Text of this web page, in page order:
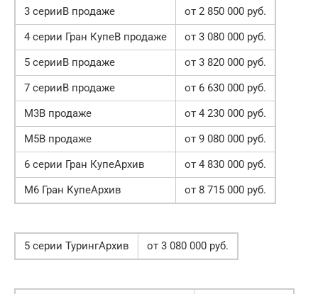
3 серииВ продаже
от 2 850 000 руб.
4 серии Гран КупеВ продаже
от 3 080 000 руб.
5 серииВ продаже
от 3 820 000 руб.
7 серииВ продаже
от 6 630 000 руб.
M3В продаже
от 4 230 000 руб.
M5В продаже
от 9 080 000 руб.
6 серии Гран КупеАрхив
от 4 830 000 руб.
M6 Гран КупеАрхив
от 8 715 000 руб.
5 серии ТурингАрхив от 3 080 000 руб.